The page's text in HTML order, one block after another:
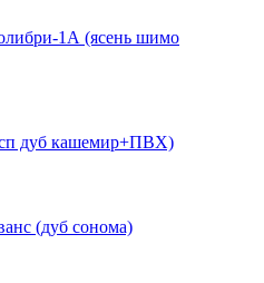
1А (ясень шимо
дуб кашемир+ПВХ)
(дуб сонома)